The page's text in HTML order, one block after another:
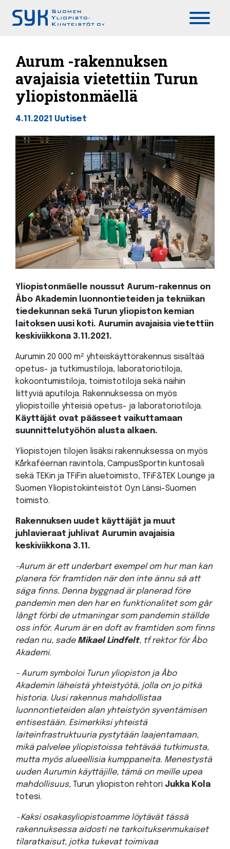
Aurum -rakennuksen
avajaisia vietettiin Turun
yliopistonmäellä
4.11.2021 Uutiset
Yliopistonmäelle noussut Aurum-rakennus on
Åbo Akademin luonnontieteiden ja tekniikan
tiedekunnan sekä Turun yliopiston kemian
laitoksen uusi koti. Aurumin avajaisia vietettiin
keskiviikkona 3.11.2021.
Aurumin 20 000 m² yhteiskäyttörakennus sisältää
opetus- ja tutkimustiloja, laboratoriotiloja,
kokoontumistiloja, toimistotiloja sekä näihin
liittyviä aputiloja. Rakennuksessa on myös
yliopistoille yhteisiä opetus- ja laboratoriotiloja.
Käyttäjät ovat päässeet vaikuttamaan
suunnittelutyöhön alusta alkaen.
Yliopistojen tilojen lisäksi rakennuksessa on myös
Kårkaféernan ravintola, CampusSportin kuntosali
sekä TEKin ja TFiFin aluetoimisto, TFiF&TEK Lounge ja
Suomen Yliopistokiinteistöt Oy:n Länsi-Suomen
toimisto.
Rakennuksen uudet käyttäjät ja muut
juhlavieraat juhlivat Aurumin avajaisia
keskiviikkona 3.11.
–Aurum är ett underbart exempel om hur man kan
planera för framtiden när den inte ännu så att
säga finns. Denna byggnad är planerad före
pandemin men den har en funktionalitet som går
långt förbi de utmaningar som pandemin ställde
oss inför. Aurum är en doft av framtiden som finns
redan nu, sade Mikael Lindfelt, tf rektor för Åbo
Akademi.
– Aurum symboloi Turun yliopiston ja Åbo
Akademin läheistä yhteistyötä, jolla on jo pitkä
historia. Uusi rakennus mahdollistaa
luonnontieteiden alan yhteistyön syventämisen
entisestään. Esimerkiksi yhteistä
laiteinfrastruktuuria pystytään laajentamaan,
mikä palvelee yliopistoissa tehtävää tutkimusta,
mutta myös alueellisia kumppaneita. Menestystä
uuden Aurumin käyttäjille, tämä on meille upea
mahdollisuus, Turun yliopiston rehtori Jukka Kola
totesi.
−Kaksi osakasyliopistoamme löytävät tässä
rakennuksessa aidosti ne tarkoituksenmukaiset
tilaratkaisut, jotka tukevat toimivaa